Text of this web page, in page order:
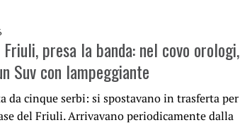
presa la banda: nel covo orologi,
Suv con lampeggiante
da cinque serbi: si spostavano in trasferta per
del Friuli. Arrivavano periodicamente dalla